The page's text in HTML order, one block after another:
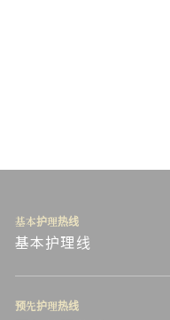
基本护理线
基本护理热线
预先护理热线